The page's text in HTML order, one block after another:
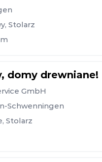
, Stolarz
domy drewniane!
GmbH
Schwenningen
, Stolarz